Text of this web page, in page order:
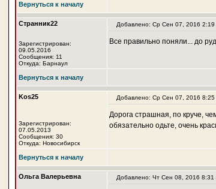
Вернуться к началу
Странник22
Зарегистрирован:
09.05.2016
Сообщения: 11
Откуда: Барнаул
Добавлено: Ср Сен 07, 2016 2:19
Все правильно поняли... до
Вернуться к началу
Kos25
Зарегистрирован:
07.05.2013
Сообщения: 30
Откуда: Новосибирск
Добавлено: Ср Сен 07, 2016 8:25
Дорога страшная, по круче,
обязательно одьте, очень
Вернуться к началу
Ольга Валерьевна Добавлено: Чт Сен 08, 2016 8:31